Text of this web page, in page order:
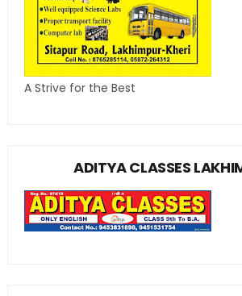
A Strive for the Best
ADITYA CLASSES